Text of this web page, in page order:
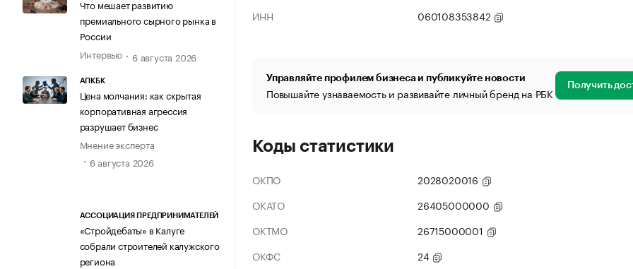
Что мешает развитию
премиального сырного рынка в
России
Интервью
6 августа 2026
АПКБК
Цена молчания: как скрытая
корпоративная агрессия
разрушает бизнес
Мнение эксперта
6 августа 2026
АССОЦИАЦИЯ ПРЕДПРИНИМАТЕЛЕЙ
«Стройдебаты» в Калуге
собрали строителей калужского
региона
ИНН
060108353842
Управляйте профилем бизнеса и публикуйте новости
Повышайте узнаваемость и развивайте личный бренд на РБК Получить
Коды статистики
ОКПО
2028020016
ОКАТО
26405000000
ОКТМО
26715000001
ОКФС
24